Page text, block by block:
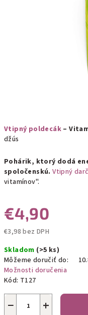
Vtipný poldecák –
džús
Pohárik, ktorý dodá
spoločenskú. Vtipný
vitamínov".
€4,90
€3,98 bez DPH
cena:
Skladom (>5 ks)
Môžeme doručiť do:
Možnosti doručenia
Kód: T127
+
−